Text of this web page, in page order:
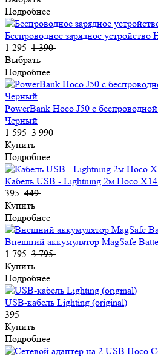
Подробнее
Беспроводное зарядное устройство
1 295 1 390
Выбрать
Подробнее
PowerBank Hoco J50 с
Черный
1 595 3 990
Купить
Подробнее
Кабель USB - Lightning 2м Hoco
395 449
Купить
Подробнее
Внешний аккумулятор MagSafe
1 795 3 795
Купить
Подробнее
USB-кабель Lighting (original)
395
Купить
Подробнее